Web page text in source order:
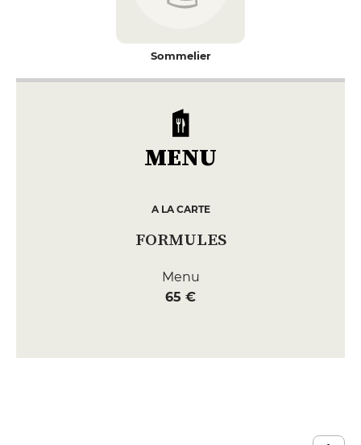
Sommelier
MENU
A LA CARTE
FORMULES
Menu
65 €